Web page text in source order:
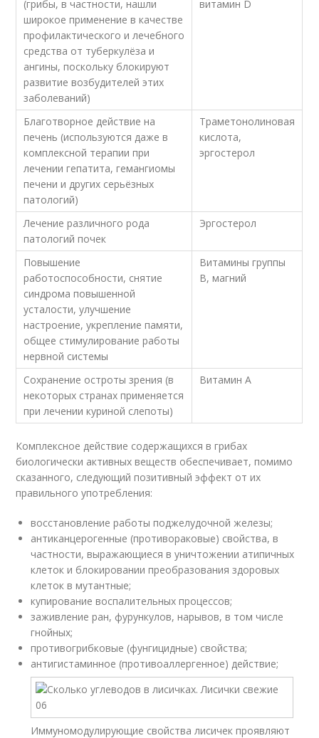
(грибы, в частности, нашли
широкое применение в качестве
профилактического и лечебного
средства от туберкулёза и
ангины, поскольку блокируют
развитие возбудителей этих
заболеваний)
витамин D
Благотворное действие на
печень (используются даже в
комплексной терапии при
лечении гепатита, гемангиомы
печени и других серьёзных
патологий)
Траметонолиновая
кислота,
эргостерол
Лечение различного рода
патологий почек
Эргостерол
Повышение
работоспособности, снятие
синдрома повышенной
усталости, улучшение
настроение, укрепление памяти,
общее стимулирование работы
нервной системы
Витамины группы
В, магний
Сохранение остроты зрения (в
некоторых странах применяется
при лечении куриной слепоты)
Витамин А
Комплексное действие содержащихся в грибах
биологически активных веществ обеспечивает, помимо
сказанного, следующий позитивный эффект от их
правильного употребления:
восстановление работы поджелудочной железы;
антиканцерогенные (противораковые) свойства, в
частности, выражающиеся в уничтожении атипичных
клеток и блокировании преобразования здоровых
клеток в мутантные;
купирование воспалительных процессов;
заживление ран, фурункулов, нарывов, в том числе
гнойных;
противогрибковые (фунгицидные) свойства;
антигистаминное (противоаллергенное) действие;
Иммуномодулирующие свойства лисичек проявляют